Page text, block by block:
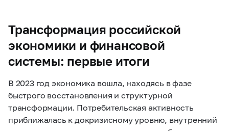
Трансформация российской
экономики и финансовой
системы: первые итоги
В 2023 год экономика вошла, находясь в фазе
быстрого восстановления и структурной
трансформации. Потребительская активность
приближалась к докризисному уровню, внутренний